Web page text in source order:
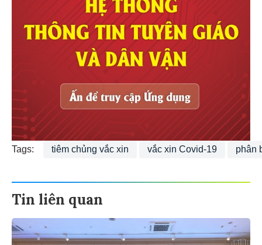
Tags: tiêm chủng vắc xin vắc xin Covid-19 phân
Tin liên quan